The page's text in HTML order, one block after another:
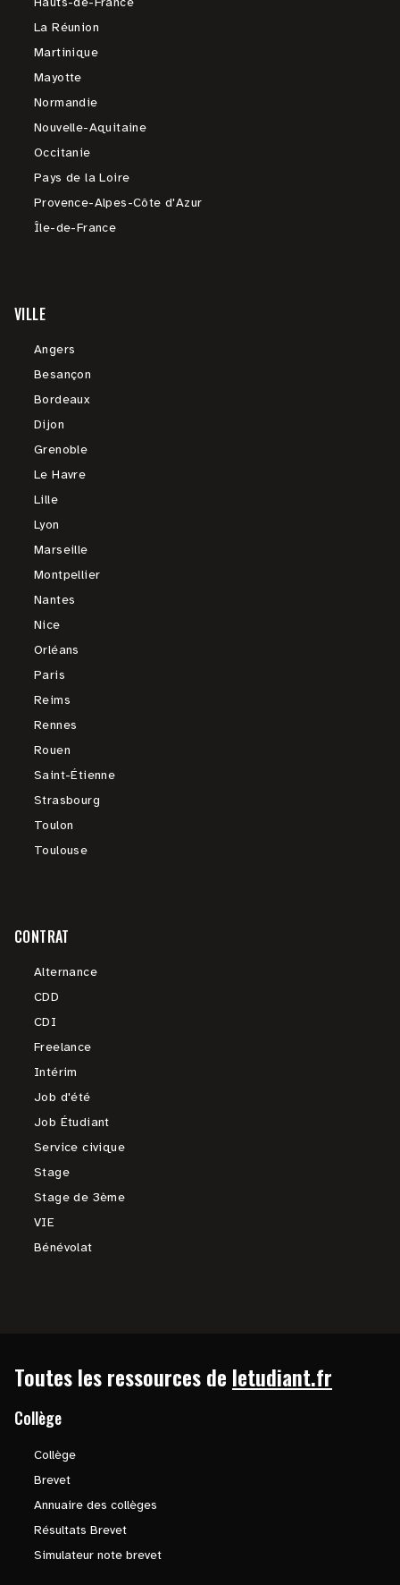
La Réunion
Martinique
Mayotte
Normandie
Nouvelle-Aquitaine
Occitanie
Pays de la Loire
Provence-Alpes-Côte d'Azur
Île-de-France
VILLE
Angers
Besançon
Bordeaux
Dijon
Grenoble
Le Havre
Lille
Lyon
Marseille
Montpellier
Nantes
Nice
Orléans
Paris
Reims
Rennes
Rouen
Saint-Étienne
Strasbourg
Toulon
Toulouse
CONTRAT
Alternance
CDD
CDI
Freelance
Intérim
Job d'été
Job Étudiant
Service civique
Stage
Stage de 3ème
VIE
Bénévolat
Toutes les ressources de letudiant.fr
Collège
Collège
Brevet
Annuaire des collèges
Résultats Brevet
Simulateur note brevet